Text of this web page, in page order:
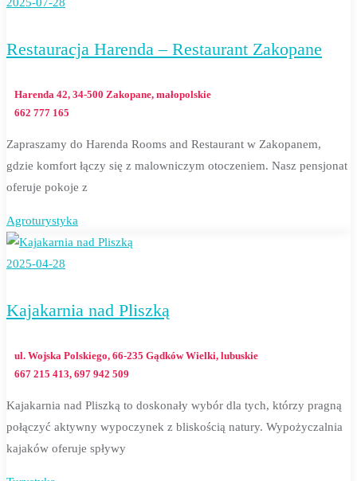
Restauracja Harenda – Restaurant Zakopane
Harenda 42, 34-500 Zakopane, małopolskie
662 777 165
Zapraszamy do Harenda Rooms and Restaurant w Zakopanem,
gdzie komfort łączy się z malowniczym otoczeniem. Nasz pensjonat
oferuje pokoje z
Agroturystyka
2025-04-28
Kajakarnia nad Pliszką
ul. Wojska Polskiego, 66-235 Gądków Wielki, lubuskie
667 215 413, 697 942 509
Kajakarnia nad Pliszką to doskonały wybór dla tych, którzy pragną
połączyć aktywny wypoczynek z bliskością natury. Wypożyczalnia
kajaków oferuje spływy